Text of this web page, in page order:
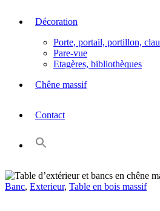
Décoration
Porte, portail, portillon,
Pare-vue
Etagères, bibliothèques
Chêne massif
Contact
Banc, Exterieur, Table en bois massif